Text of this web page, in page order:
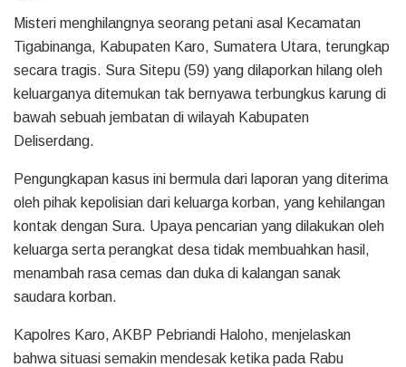
Misteri menghilangnya seorang petani asal Kecamatan
Tigabinanga, Kabupaten Karo, Sumatera Utara, terungkap
secara tragis. Sura Sitepu (59) yang dilaporkan hilang oleh
keluarganya ditemukan tak bernyawa terbungkus karung di
bawah sebuah jembatan di wilayah Kabupaten
Deliserdang.
Pengungkapan kasus ini bermula dari laporan yang diterima
oleh pihak kepolisian dari keluarga korban, yang kehilangan
kontak dengan Sura. Upaya pencarian yang dilakukan oleh
keluarga serta perangkat desa tidak membuahkan hasil,
menambah rasa cemas dan duka di kalangan sanak
saudara korban.
Kapolres Karo, AKBP Pebriandi Haloho, menjelaskan
bahwa situasi semakin mendesak ketika pada Rabu